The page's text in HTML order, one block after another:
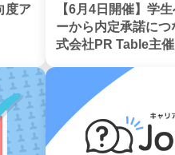
度ア
【6月4日開催】学
ーから内定承諾に
式会社PR Table主催